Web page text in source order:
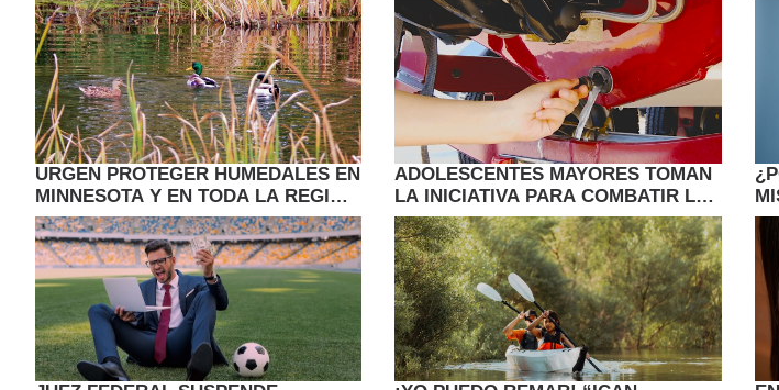
URGEN PROTEGER HUMEDALES EN
MINNESOTA Y EN TODA LA REGIÓN
DE LOS PRAIRIE POTHOLES
ADOLESCENTES MAYORES TOMAN
LA INICIATIVA PARA COMBATIR LAS
PLAGAS DE LOS LAGOS EN
MINNESOTA